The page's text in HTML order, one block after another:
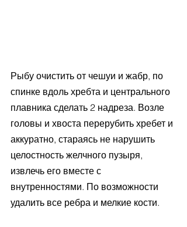
Рыбу очистить от чешуи и жабр, по
спинке вдоль хребта и центрального
плавника сделать 2 надреза. Возле
головы и хвоста перерубить хребет и
аккуратно, стараясь не нарушить
целостность желчного пузыря,
извлечь его вместе с
внутренностями. По возможности
удалить все ребра и мелкие кости.